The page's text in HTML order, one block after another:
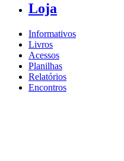
Loja
Informativos
Livros
Acessos
Planilhas
Relatórios
Encontros